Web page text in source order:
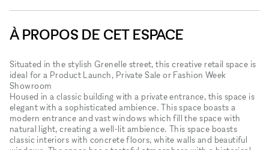
À PROPOS DE CET ESPACE
Situated in the stylish Grenelle street, this creative retail space is
ideal for a Product Launch, Private Sale or Fashion Week
Showroom
Housed in a classic building with a private entrance, this space is
elegant with a sophisticated ambience. This space boasts a
modern entrance and vast windows which fill the space with
natural light, creating a well-lit ambience. This space boasts
classic interiors with concrete floors, white walls and beautiful